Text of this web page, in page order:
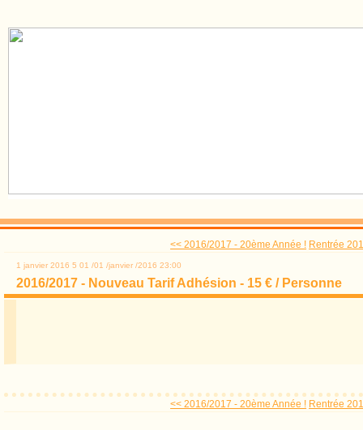
<< 2016/2017 - 20ème Année ! Rentrée
1 janvier 2016 5 01 /01 /janvier /2016 23:00
2016/2017 - Nouveau Tarif Adhésion - 15 € / Personne
<< 2016/2017 - 20ème Année ! Rentrée